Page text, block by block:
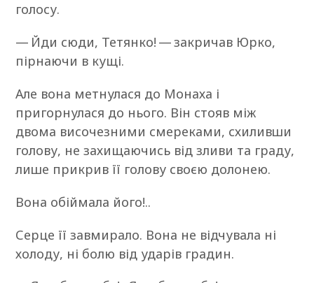
голосу.
— Йди сюди, Тетянко! — закричав Юрко,
пірнаючи в кущі.
Але вона метнулася до Монаха і
пригорнулася до нього. Він стояв між
двома височезними смереками, схиливши
голову, не захищаючись від зливи та граду,
лише прикрив її голову своєю долонею.
Вона обіймала його!..
Серце її завмирало. Вона не відчувала ні
холоду, ні болю від ударів градин.